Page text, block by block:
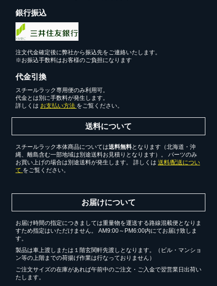
銀行振込
注文代金確定後に弊社から振込先をご連絡いたします。
※お振込手数料はお客様のご負担になります
代金引換
スチールラック専用便のみ利用可。
代金とは別に手数料が発生します。
詳しくは お支払い方法 をご覧ください。
送料について
スチールラック本体商品については送料無料となります（北海道・沖
縄、離島含む一部地域は別途送料お見積りとなります）。 パーツのみ
お買い上げの場合は別途送料が発生します。 詳しくは 送料/配送につい
て をご覧ください。
お届けについて
お届け時間の指定につきましては重量物を運送する路線混載便となりま
すため指定はいただけません。 AM9:00～PM6:00内にてお届け致しま
す。
製品は車上渡しまたは１階玄関軒先渡しとなります。（ビル・マンショ
ン等の上階までの荷揚げ作業は行なっておりません）
ご注文サイズの在庫があれば午前中のご注文・ご入金で翌営業日出荷い
たします。
カートに追加しました。
スチールラック3台以上の場合、見積書にてお値引き保証い
1台でも大量導入でも無料お見積・ご注文を受け付けており
ます(安心保証付き)
お買い物を続ける